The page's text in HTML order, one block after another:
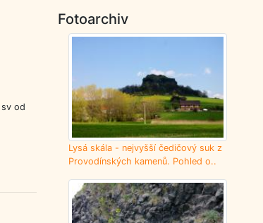
od
Fotoarchiv
Lysá skála - nejvyšší čedičový suk z
Provodínských kamenů. Pohled o..